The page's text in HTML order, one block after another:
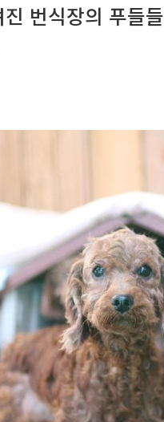
번식장의 푸들들